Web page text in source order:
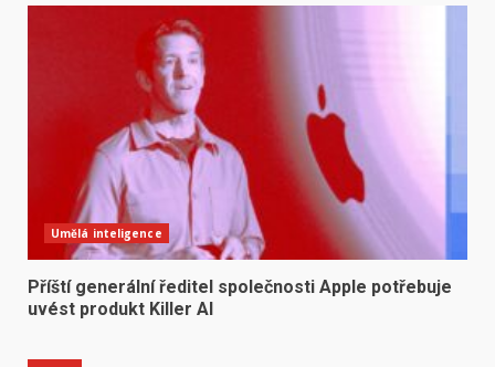
Umělá inteligence
Příští generální ředitel společnosti Apple potřebuje
uvést produkt Killer AI